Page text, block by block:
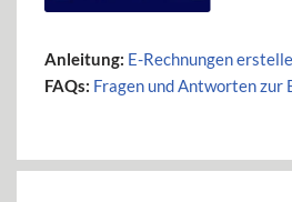
Anleitung: E-Rechnungen
FAQs: Fragen und Antworten zur